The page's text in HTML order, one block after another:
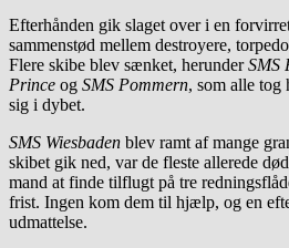
Efterhånden gik slaget over i en
sammenstød mellem destroyere,
Flere skibe blev sænket, herunderSMS
Prince og SMS Pommern, som alle tog
sig i dybet.
SMS Wiesbaden blev ramt af mange
skibet gik ned, var de fleste allerede
mand at finde tilflugt på tre
frist. Ingen kom dem til hjælp, og en
udmattelse.